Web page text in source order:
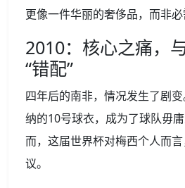
更像一件华丽的奢侈品，而非必
2010：核心之痛，
“错配”
四年后的南非，情况发生了剧
纳的10号球衣，成为了球队毋
而，这届世界杯对梅西个人而
议。